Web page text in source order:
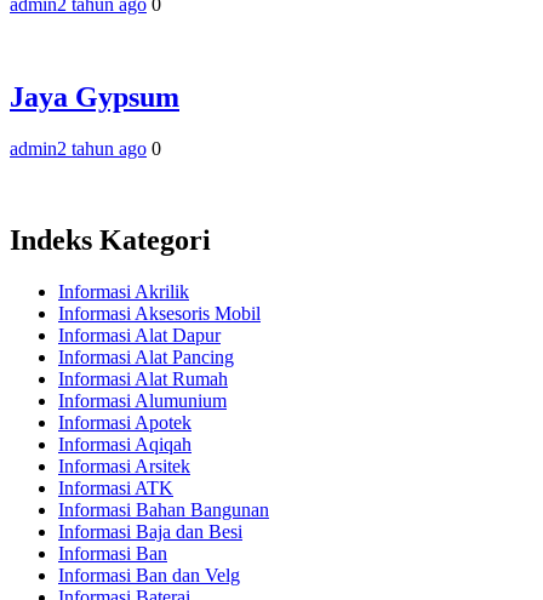
Jaya Gypsum
admin2 tahun ago 0
Indeks Kategori
Informasi Akrilik
Informasi Aksesoris Mobil
Informasi Alat Dapur
Informasi Alat Pancing
Informasi Alat Rumah
Informasi Alumunium
Informasi Apotek
Informasi Aqiqah
Informasi Arsitek
Informasi ATK
Informasi Bahan Bangunan
Informasi Baja dan Besi
Informasi Ban
Informasi Ban dan Velg